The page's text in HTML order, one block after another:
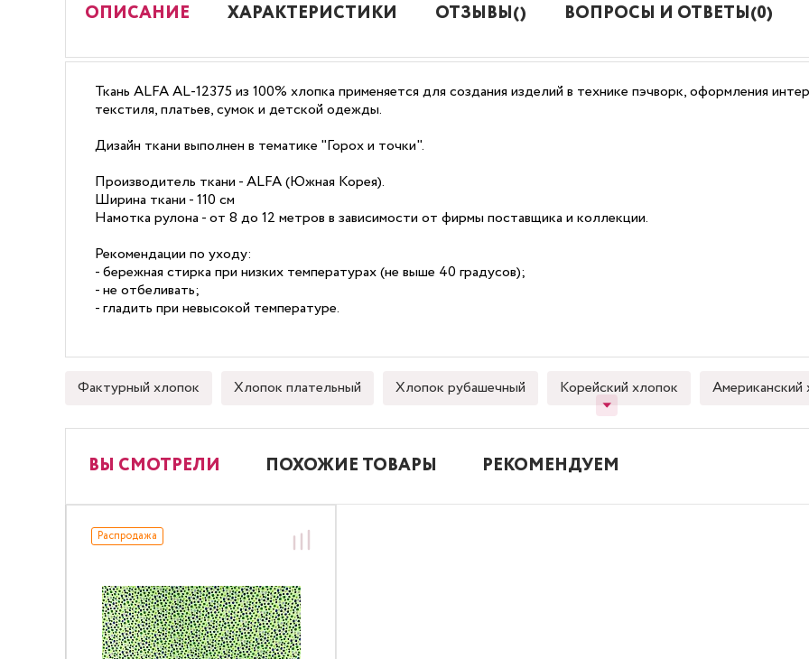
ОПИСАНИЕ ХАРАКТЕРИСТИКИ ОТЗЫВЫ() ВОПРОСЫ И ОТВЕТЫ(0)
Ткань ALFA AL-12375 из 100% хлопка применяется для создания изделий в технике пэчворк, оформления
текстиля, платьев, сумок и детской одежды.
Дизайн ткани выполнен в тематике "Горох и точки".
Производитель ткани - ALFA (Южная Корея).
Ширина ткани - 110 см
Намотка рулона - от 8 до 12 метров в зависимости от фирмы поставщика и коллекции.
Рекомендации по уходу:
- бережная стирка при низких температурах (не выше 40 градусов);
- не отбеливать;
- гладить при невысокой температуре.
Фактурный хлопок Хлопок плательный Хлопок рубашечный Корейский хлопок Американский
ВЫ СМОТРЕЛИ ПОХОЖИЕ ТОВАРЫ РЕКОМЕНДУЕМ
Распродажа